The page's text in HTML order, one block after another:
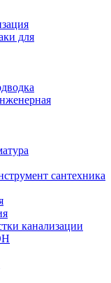
для
сантехника
канализации